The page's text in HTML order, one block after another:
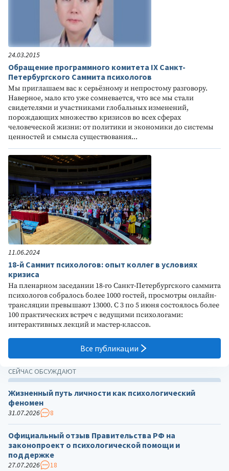
24.03.2015
Обращение программного комитета IX Санкт-
Петербургского Саммита психологов
Мы приглашаем вас к серьёзному и непростому разговору.
Наверное, мало кто уже сомневается, что все мы стали
свидетелями и участниками глобальных изменений,
порождающих множество кризисов во всех сферах
человеческой жизни: от политики и экономики до системы
ценностей и смысла существования...
11.06.2024
18-й Саммит психологов: опыт коллег в условиях
кризиса
На пленарном заседании 18-го Санкт-Петербургского саммита
психологов собралось более 1000 гостей, просмотры онлайн-
трансляции превышают 13000. С 3 по 5 июня состоялось более
100 практических встреч с ведущими психологами:
интерактивных лекций и мастер-классов.
Все публикации
СЕЙЧАС ОБСУЖДАЮТ
Жизненный путь личности как психологический
феномен
31.07.2026 8
Официальный отзыв Правительства РФ на
законопроект о психологической помощи и
поддержке
27.07.2026 18